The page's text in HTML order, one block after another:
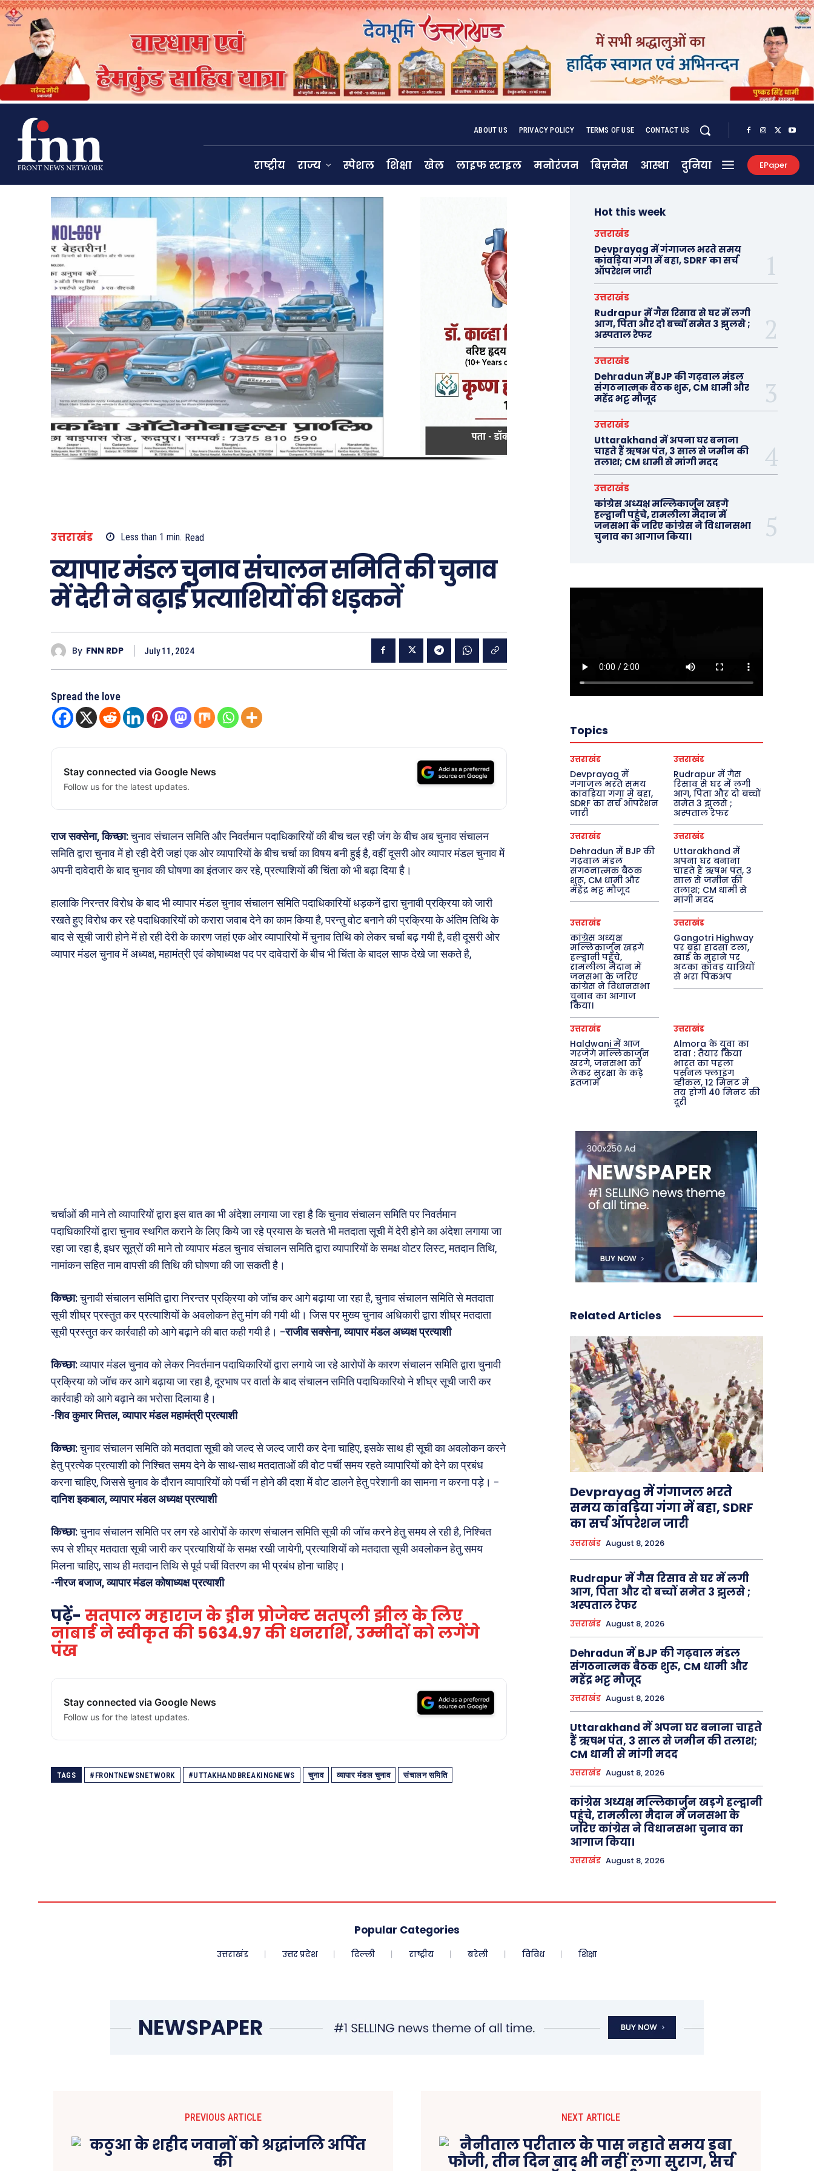
ABOUT US PRIVACY POLICY TERMS OF USE CONTACT US
राष्ट्रीय राज्य स्पेशल शिक्षा खेल लाइफ स्टाइल मनोरंजन बिज़नेस आस्था दुनिया EPaper
उत्तराखंड Less than 1 min. Read
व्यापार मंडल चुनाव संचालन समिति की चुनाव
में देरी ने बढ़ाई प्रत्याशियों की धड़कनें
By FNN RDP July 11, 2024
Spread the love
Stay connected via Google News
Follow us for the latest updates.
राज सक्सेना, किच्छा:चुनाव संचालन समिति और निवर्तमान पदाधिकारियों की बीच चल रही जंग के बीच अब चुनाव संचालन
समिति द्वारा चुनाव में हो रही देरी जहां एक ओर व्यापारियों के बीच चर्चा का विषय बनी हुई है, वहीं दूसरी ओर व्यापार मंडल चुनाव में
अपनी दावेदारी के बाद चुनाव की घोषणा का इंतजार कर रहे, प्रत्याशियों की चिंता को भी बढ़ा दिया है।
हालाकि निरन्तर विरोध के बाद भी व्यापार मंडल चुनाव संचालन समिति पदाधिकारियों धड़कनें द्वारा चुनावी प्रक्रिया को जारी
रखते हुए विरोध कर रहे पदाधिकारियों को करारा जवाब देने का काम किया है, परन्तु वोट बनाने की प्रक्रिया के अंतिम तिथि के
बाद से सूची जारी होने में हो रही देरी के कारण जहां एक ओर व्यापारियो में चुनाव तिथि को लेकर चर्चा बढ़ गयी है, वही दूसरी ओर
व्यापार मंडल चुनाव में अध्यक्ष, महामंत्री एवं कोषाध्यक्ष पद पर दावेदारों के बीच भी चिंता के बादल साफ देखे जा सकते है,
चर्चाओं की माने तो व्यापारियों द्वारा इस बात का भी अंदेशा लगाया जा रहा है कि चुनाव संचालन समिति पर निवर्तमान
पदाधिकारियों द्वारा चुनाव स्थगित कराने के लिए किये जा रहे प्रयास के चलते भी मतदाता सूची में देरी होने का अंदेशा लगाया जा
रहा जा रहा है, इधर सूत्रों की माने तो व्यापार मंडल चुनाव संचालन समिति द्वारा व्यापारियों के समक्ष वोटर लिस्ट, मतदान तिथि,
नामांकन सहित नाम वापसी की तिथि की घोषणा की जा सकती है।
किच्छा:चुनावी संचालन समिति द्वारा निरन्तर प्रक्रिया को जॉच कर आगे बढ़ाया जा रहा है, चुनाव संचालन समिति से मतदाता
सूची शीघ्र प्रस्तुत कर प्रत्याशियों के अवलोकन हेतु मांग की गयी थी। जिस पर मुख्य चुनाव अधिकारी द्वारा शीघ्र मतदाता
सूची प्रस्तुत कर कार्रवाही को आगे बढ़ाने की बात कही गयी है। –राजीव सक्सेना, व्यापार मंडल अध्यक्ष प्रत्याशी
किच्छा:व्यापार मंडल चुनाव को लेकर निवर्तमान पदाधिकारियों द्वारा लगाये जा रहे आरोपों के कारण संचालन समिति द्वारा चुनावी
प्रक्रिया को जॉच कर आगे बढ़ाया जा रहा है, दूरभाष पर वार्ता के बाद संचालन समिति पदाधिकारियो ने शीघ्र सूची जारी कर
कार्रवाही को आगे बढ़ाने का भरोसा दिलाया है।
-शिव कुमार मित्तल, व्यापार मंडल महामंत्री प्रत्याशी
किच्छा:चुनाव संचालन समिति को मतदाता सूची को जल्द से जल्द जारी कर देना चाहिए, इसके साथ ही सूची का अवलोकन करने
हेतु प्रत्येक प्रत्याशी को निश्चित समय देने के साथ-साथ मतदाताओं की वोट पर्ची समय रहते व्यापारियों को देने का प्रबंध
करना चाहिए, जिससे चुनाव के दौरान व्यापारियों को पर्ची न होने की दशा में वोट डालने हेतु परेशानी का सामना न करना पड़े। –
दानिश इकबाल, व्यापार मंडल अध्यक्ष प्रत्याशी
किच्छा:चुनाव संचालन समिति पर लग रहे आरोपों के कारण संचालन समिति सूची की जॉच करने हेतु समय ले रही है, निश्चित
रूप से शीघ्र मतदाता सूची जारी कर प्रत्याशियों के समक्ष रखी जायेगी, प्रत्याशियों को मतदाता सूची अवलोकन हेतु समय
मिलना चाहिए, साथ ही मतदान तिथि से पूर्व पर्ची वितरण का भी प्रबंध होना चाहिए।
-नीरज बजाज, व्यापार मंडल कोषाध्यक्ष प्रत्याशी
पढ़ें- सतपाल महाराज के ड्रीम प्रोजेक्ट सतपुली झील के लिए
नाबार्ड ने स्वीकृत की 5634.97 की धनराशि, उम्मीदों को लगेंगे
पंख
Stay connected via Google News
Follow us for the latest updates.
TAGS #FRONTNEWSNETWORK #UTTAKHANDBREAKINGNEWS चुनाव व्यापार मंडल चुनाव संचालन समिति
Hot this week
उत्तराखंड
Devprayag में गंगाजल भरते समय
कांवड़िया गंगा में बहा, SDRF का सर्च
ऑपरेशन जारी
उत्तराखंड
Rudrapur में गैस रिसाव से घर में लगी
आग, पिता और दो बच्चों समेत 3 झुलसे ;
अस्पताल रेफर
उत्तराखंड
Dehradun में BJP की गढ़वाल मंडल
संगठनात्मक बैठक शुरू, CM धामी और
महेंद्र भट्ट मौजूद
उत्तराखंड
Uttarakhand में अपना घर बनाना
चाहते हैं ऋषभ पंत, 3 साल से जमीन की
तलाश; CM धामी से मांगी मदद
उत्तराखंड
कांग्रेस अध्यक्ष मल्लिकार्जुन खड़गे
हल्द्वानी पहुंचे, रामलीला मैदान में
जनसभा के जरिए कांग्रेस ने विधानसभा
चुनाव का आगाज किया।
Topics
उत्तराखंड
Devprayag में
गंगाजल भरते समय
कांवड़िया गंगा में बहा,
SDRF का सर्च ऑपरेशन
जारी
उत्तराखंड
Rudrapur में गैस
रिसाव से घर में लगी
आग, पिता और दो बच्चों
समेत 3 झुलसे ;
अस्पताल रेफर
उत्तराखंड
Dehradun में BJP की
गढ़वाल मंडल
संगठनात्मक बैठक
शुरू, CM धामी और
महेंद्र भट्ट मौजूद
उत्तराखंड
Uttarakhand में
अपना घर बनाना
चाहते हैं ऋषभ पंत, 3
साल से जमीन की
तलाश; CM धामी से
मांगी मदद
उत्तराखंड
कांग्रेस अध्यक्ष
मल्लिकार्जुन खड़गे
हल्द्वानी पहुंचे,
रामलीला मैदान में
जनसभा के जरिए
कांग्रेस ने विधानसभा
चुनाव का आगाज
किया।
उत्तराखंड
Gangotri Highway
पर बड़ा हादसा टला,
खाई के मुहाने पर
अटका कांवड़ यात्रियों
से भरा पिकअप
उत्तराखंड
Haldwani में आज
गरजेंगे मल्लिकार्जुन
खरगे, जनसभा को
लेकर सुरक्षा के कड़े
इंतजाम
उत्तराखंड
Almora के युवा का
दावा : तैयार किया
भारत का पहला
पर्सनल फ्लाइंग
व्हीकल, 12 मिनट में
तय होगी 40 मिनट की
दूरी
Related Articles
Devprayag में गंगाजल भरते
समय कांवड़िया गंगा में बहा, SDRF
का सर्च ऑपरेशन जारी
उत्तराखंड August 8, 2026
Rudrapur में गैस रिसाव से घर में लगी
आग, पिता और दो बच्चों समेत 3 झुलसे ;
अस्पताल रेफर
उत्तराखंड August 8, 2026
Dehradun में BJP की गढ़वाल मंडल
संगठनात्मक बैठक शुरू, CM धामी और
महेंद्र भट्ट मौजूद
उत्तराखंड August 8, 2026
Uttarakhand में अपना घर बनाना चाहते
हैं ऋषभ पंत, 3 साल से जमीन की तलाश;
CM धामी से मांगी मदद
उत्तराखंड August 8, 2026
कांग्रेस अध्यक्ष मल्लिकार्जुन खड़गे हल्द्वानी
पहुंचे, रामलीला मैदान में जनसभा के
जरिए कांग्रेस ने विधानसभा चुनाव का
आगाज किया।
उत्तराखंड August 8, 2026
Popular Categories
उत्तराखंड उत्तर प्रदेश दिल्ली राष्ट्रीय बरेली विविध शिक्षा
PREVIOUS ARTICLE NEXT ARTICLE